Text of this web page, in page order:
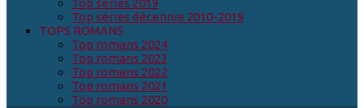
Top séries 2019
Top séries décennie 2010-2019
TOPS ROMANS
Top romans 2024
Top romans 2023
Top romans 2022
Top romans 2021
Top romans 2020